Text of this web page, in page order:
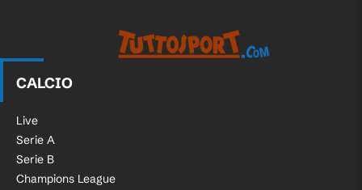
CALCIO
Live
Serie A
Serie B
Champions League